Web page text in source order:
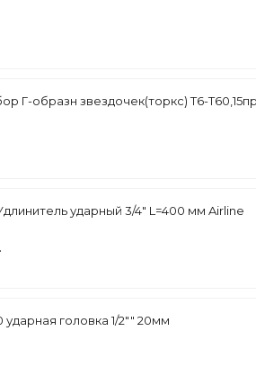
Г-образн звездочек(торкс) Т6-Т60,15пр.
ударный 3/4" L=400 мм Airline
головка 1/2"" 20мм